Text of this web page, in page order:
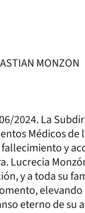
MONZON
2024. La
Médicos de
y
Lucrecia
y a toda su
eterno de su